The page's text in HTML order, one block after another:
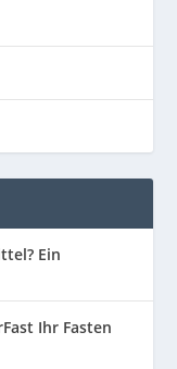
Ein
Ihr Fasten